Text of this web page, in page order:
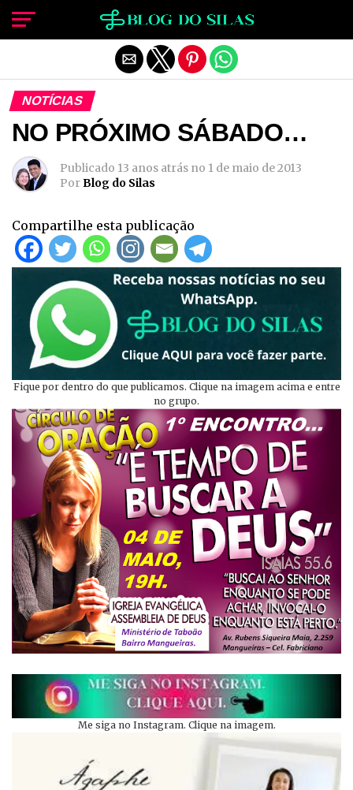
NOTÍCIAS
NO PRÓXIMO SÁBADO…
Publicado 13 anos atrás no 1 de maio de 2013
PorBlog do Silas
Compartilhe esta publicação
Fique por dentro do que publicamos. Clique na imagem acima e entre
no grupo.
Me siga no Instagram. Clique na imagem.
Sair da versão mobile